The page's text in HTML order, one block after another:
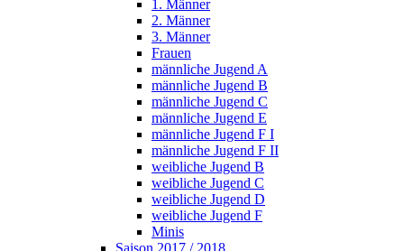
1. Männer
2. Männer
3. Männer
Frauen
männliche Jugend A
männliche Jugend B
männliche Jugend C
männliche Jugend E
männliche Jugend F I
männliche Jugend F II
weibliche Jugend B
weibliche Jugend C
weibliche Jugend D
weibliche Jugend F
Minis